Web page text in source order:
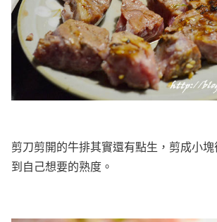
剪刀剪開的牛排其實還有點生，剪成小塊
到自己想要的熟度。